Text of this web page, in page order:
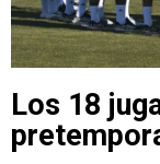
Los 18